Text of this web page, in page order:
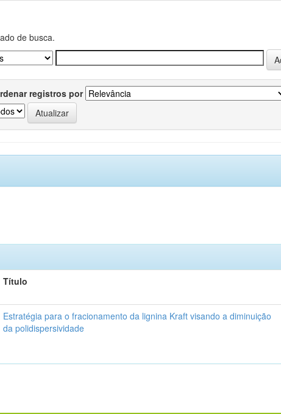
de busca.
registros por
Título
Estratégia para o fracionamento da lignina Kraft visando a diminuição
da polidispersividade